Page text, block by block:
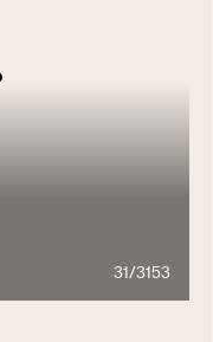
31/3153